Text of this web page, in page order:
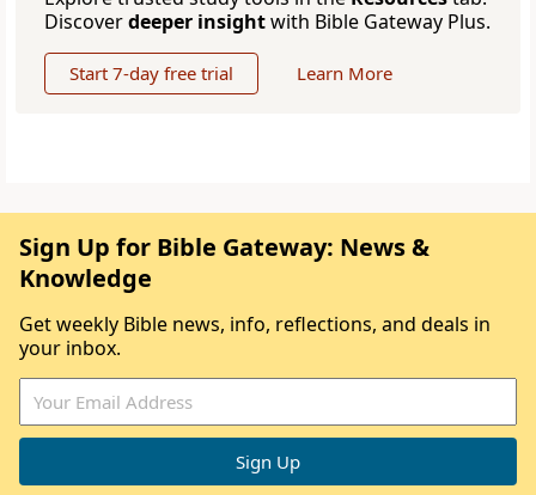
Discoverdeeper insightwith Bible Gateway Plus.
Start 7-day free trial Learn More
Sign Up for Bible Gateway: News &
Knowledge
Get weekly Bible news, info, reflections, and deals in
your inbox.